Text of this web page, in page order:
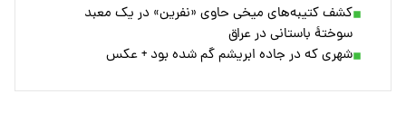
کشف کتیبه‌های میخی حاوی «نفرین» در یک معبد
سوختۀ باستانی در عراق
شهری که در جاده ابریشم گم شده بود + عکس